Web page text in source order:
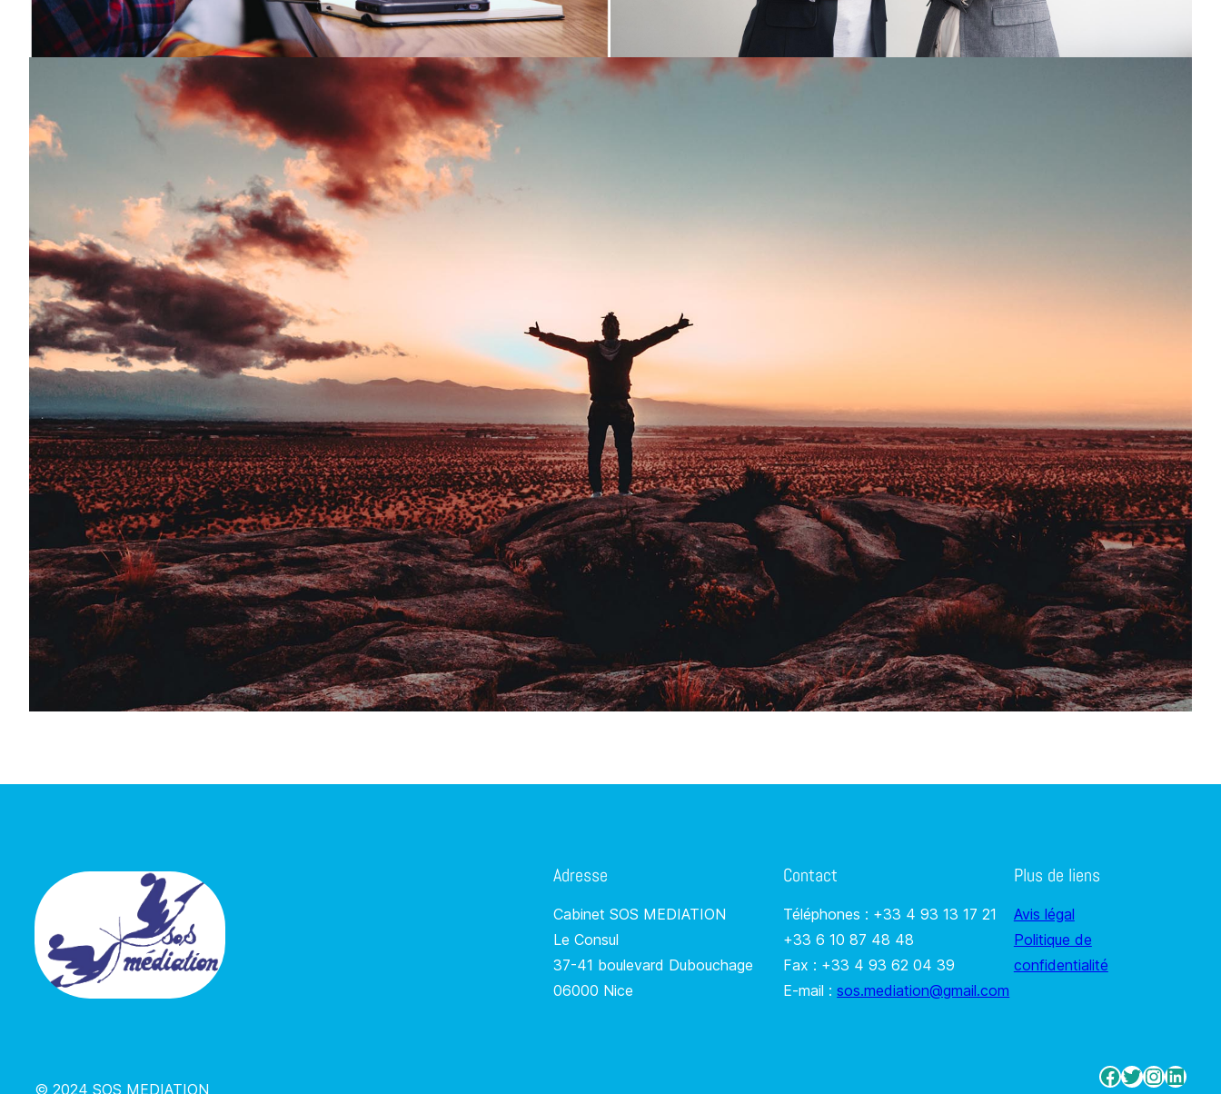
Adresse
Cabinet SOS MEDIATION
Le Consul
37-41 boulevard Dubouchage
06000 Nice
Contact
Téléphones : +33 4 93 13 17 21
+33 6 10 87 48 48
Fax : +33 4 93 62 04 39
E-mail :sos.mediation@gmail.com
Plus de liens
Avis légal
Politique de
confidentialité
© 2024 SOS MEDIATION
Facebook
Twitter